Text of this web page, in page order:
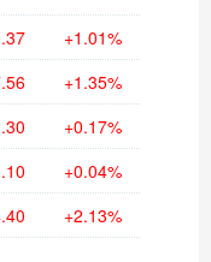
+1.01%
+1.35%
+0.17%
+0.04%
+2.13%